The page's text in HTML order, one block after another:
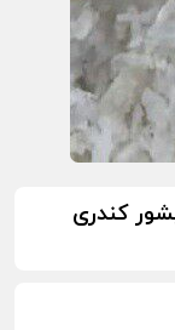
کندری